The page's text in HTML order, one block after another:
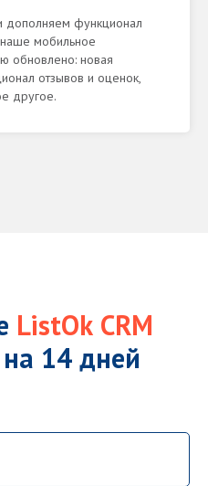
функционал
мобильное
обновлено: новая
отзывов и оценок,
другое.
ListOk CRM
14 дней